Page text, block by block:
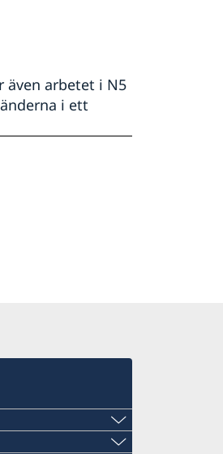
även arbetet i N5
i ett